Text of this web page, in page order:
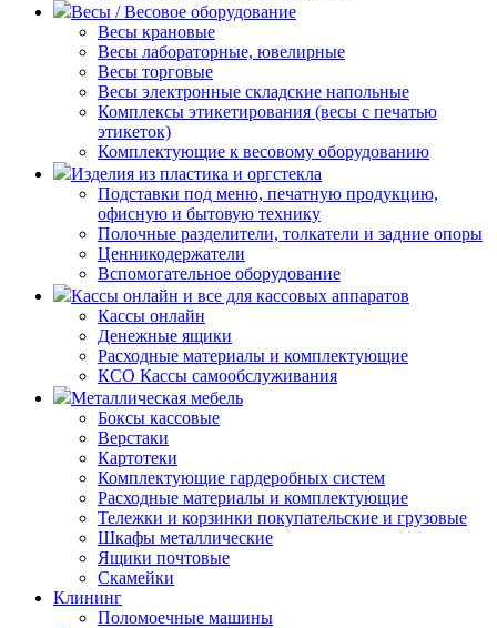
Весы / Весовое оборудование
Весы крановые
Весы лабораторные, ювелирные
Весы торговые
Весы электронные складские напольные
Комплексы этикетирования (весы с печатью
этикеток)
Комплектующие к весовому оборудованию
Изделия из пластика и оргстекла
Подставки под меню, печатную продукцию,
офисную и бытовую технику
Полочные разделители, толкатели и задние опоры
Ценникодержатели
Вспомогательное оборудование
Кассы онлайн и все для кассовых аппаратов
Кассы онлайн
Денежные ящики
Расходные материалы и комплектующие
КСО Кассы самообслуживания
Металлическая мебель
Боксы кассовые
Верстаки
Картотеки
Комплектующие гардеробных систем
Расходные материалы и комплектующие
Тележки и корзинки покупательские и грузовые
Шкафы металлические
Ящики почтовые
Скамейки
Клининг
Поломоечные машины